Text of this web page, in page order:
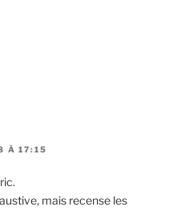
À 17:15
mais recense les